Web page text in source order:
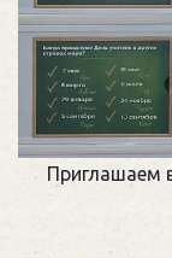
Приглашаем